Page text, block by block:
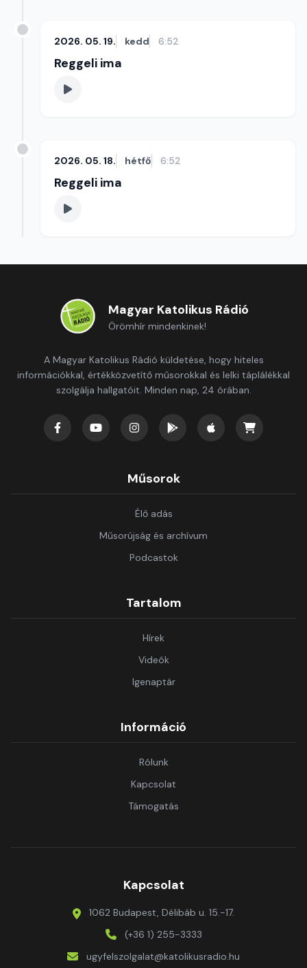
2026. 05. 19. kedd 6:52
Reggeli ima
2026. 05. 18. hétfő 6:52
Reggeli ima
Magyar Katolikus Rádió
Örömhír mindenkinek!
A Magyar Katolikus Rádió küldetése, hogy hiteles
információkkal, értékközvetítő műsorokkal és lelki táplálékkal
szolgálja hallgatóit. Minden nap, 24 órában.
Műsorok
Élő adás
Műsorújság és archívum
Podcastok
Tartalom
Hírek
Videók
Igenaptár
Információ
Rólunk
Kapcsolat
Támogatás
Kapcsolat
1062 Budapest, Délibáb u. 15.-17.
(+36 1) 255-3333
ugyfelszolgalat@katolikusradio.hu